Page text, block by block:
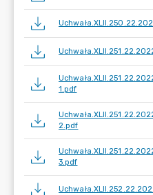
1.pdf
2.pdf
3.pdf